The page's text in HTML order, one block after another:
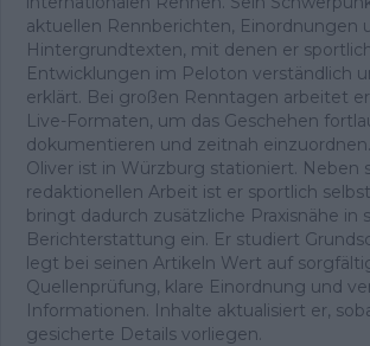
aktuellen Rennberichten, Einordnungen
Hintergrundtexten, mit denen er
Entwicklungen im Peloton verständlich
erklärt. Bei großen Renntagen arbeitet
Live-Formaten, um das Geschehen
dokumentieren und zeitnah einzuordnen.
Oliver ist in Würzburg stationiert. Neben
redaktionellen Arbeit ist er sportlich
bringt dadurch zusätzliche Praxisnähe in
Berichterstattung ein. Er studiert
legt bei seinen Artikeln Wert auf
Quellenprüfung, klare Einordnung und
Informationen. Inhalte aktualisiert er,
gesicherte Details vorliegen.